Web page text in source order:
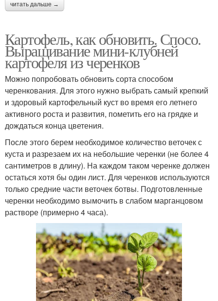
читать дальше →
Картофель, как обновить. Спосо.
Выращивание мини-клубней
картофеля из черенков
Можно попробовать обновить сорта способом
черенкования. Для этого нужно выбрать самый крепкий
и здоровый картофельный куст во время его летнего
активного роста и развития, пометить его на грядке и
дождаться конца цветения.
После этого берем необходимое количество веточек с
куста и разрезаем их на небольшие черенки (не более 4
сантиметров в длину). На каждом таком черенке должен
остаться хотя бы один лист. Для черенков используются
только средние части веточек ботвы. Подготовленные
черенки необходимо вымочить в слабом марганцовом
растворе (примерно 4 часа).